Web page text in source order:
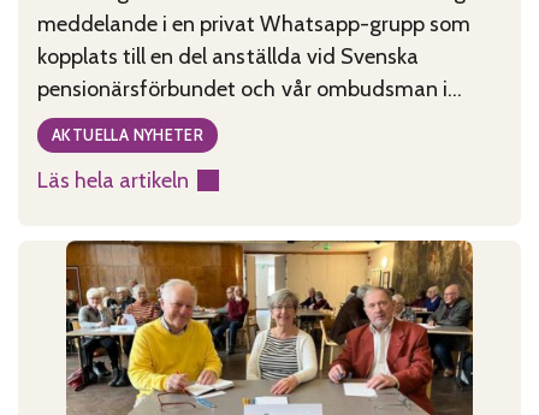
meddelande i en privat Whatsapp-grupp som
kopplats till en del anställda vid Svenska
pensionärsförbundet och vår ombudsman i
Österbotten.
AKTUELLA NYHETER
Läs hela artikeln
:
pensionärsförbundet
förutsätter
respektfull
kommunikation